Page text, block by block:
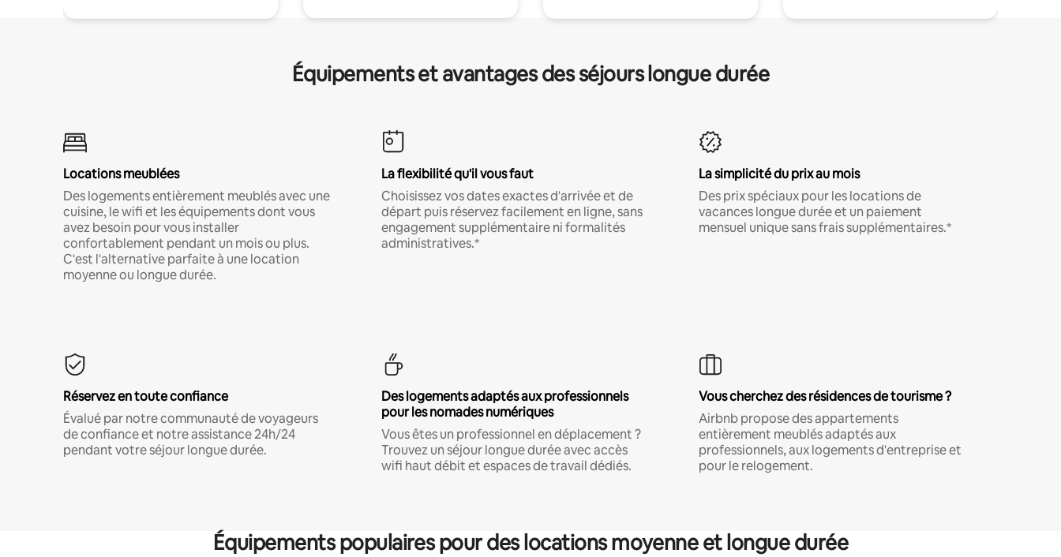
Équipements et avantages des séjours longue durée
Locations meublées
Des logements entièrement meublés avec une
cuisine, le wifi et les équipements dont vous
avez besoin pour vous installer
confortablement pendant un mois ou plus.
C'est l'alternative parfaite à une location
moyenne ou longue durée.
La flexibilité qu'il vous faut
Choisissez vos dates exactes d'arrivée et de
départ puis réservez facilement en ligne, sans
engagement supplémentaire ni formalités
administratives.*
La simplicité du prix au mois
Des prix spéciaux pour les locations de
vacances longue durée et un paiement
mensuel unique sans frais supplémentaires.*
Réservez en toute confiance
Évalué par notre communauté de voyageurs
de confiance et notre assistance 24h/24
pendant votre séjour longue durée.
Des logements adaptés aux professionnels
pour les nomades numériques
Vous êtes un professionnel en déplacement ?
Trouvez un séjour longue durée avec accès
wifi haut débit et espaces de travail dédiés.
Vous cherchez des résidences de tourisme ?
Airbnb propose des appartements
entièrement meublés adaptés aux
professionnels, aux logements d'entreprise et
pour le relogement.
Équipements populaires pour des locations moyenne et longue durée